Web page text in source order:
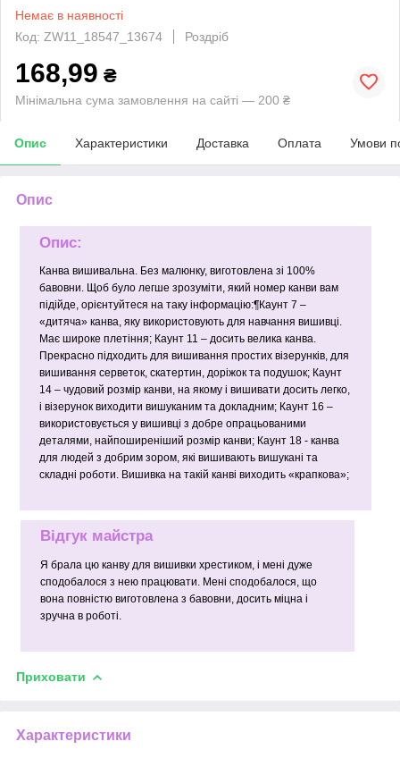
Немає в наявності
Код: ZW11_18547_13674
Роздріб
168,99 ₴
Мінімальна сума замовлення на сайті — 200 ₴
Опис Характеристики Доставка Оплата Умови
Опис
Опис:
Канва вишивальна. Без малюнку, виготовлена зі 100%
бавовни. Щоб було легше зрозуміти, який номер канви вам
підійде, орієнтуйтеся на таку інформацію:¶Каунт 7 –
«дитяча» канва, яку використовують для навчання вишивці.
Має широке плетіння; Каунт 11 – досить велика канва.
Прекрасно підходить для вишивання простих візерунків, для
вишивання серветок, скатертин, доріжок та подушок; Каунт
14 – чудовий розмір канви, на якому і вишивати досить легко,
і візерунок виходити вишуканим та докладним; Каунт 16 –
використовується у вишивці з добре опрацьованими
деталями, найпоширеніший розмір канви; Каунт 18 - канва
для людей з добрим зором, які вишивають вишукані та
складні роботи. Вишивка на такій канві виходить «крапкова»;
Відгук майстра
Я брала цю канву для вишивки хрестиком, і мені дуже
сподобалося з нею працювати. Мені сподобалося, що
вона повністю виготовлена з бавовни, досить міцна і
зручна в роботі.
Приховати
Характеристики